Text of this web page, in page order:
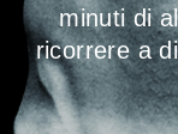
minuti di
ricorrere a